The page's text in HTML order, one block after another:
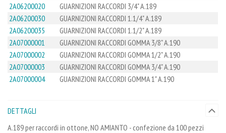
2A06200020
GUARNIZIONI RACCORDI 3/4" A.189
2A06200030
GUARNIZIONI RACCORDI 1.1/4" A.189
2A06200035
GUARNIZIONI RACCORDI 1.1/2" A.189
2A07000001
GUARNIZIONI RACCORDI GOMMA 3/8" A.190
2A07000002
GUARNIZIONI RACCORDI GOMMA 1/2" A.190
2A07000003
GUARNIZIONI RACCORDI GOMMA 3/4" A.190
2A07000004
GUARNIZIONI RACCORDI GOMMA 1" A.190
DETTAGLI
A.189 per raccordi in ottone, NO AMIANTO - confezione da 100 pezzi